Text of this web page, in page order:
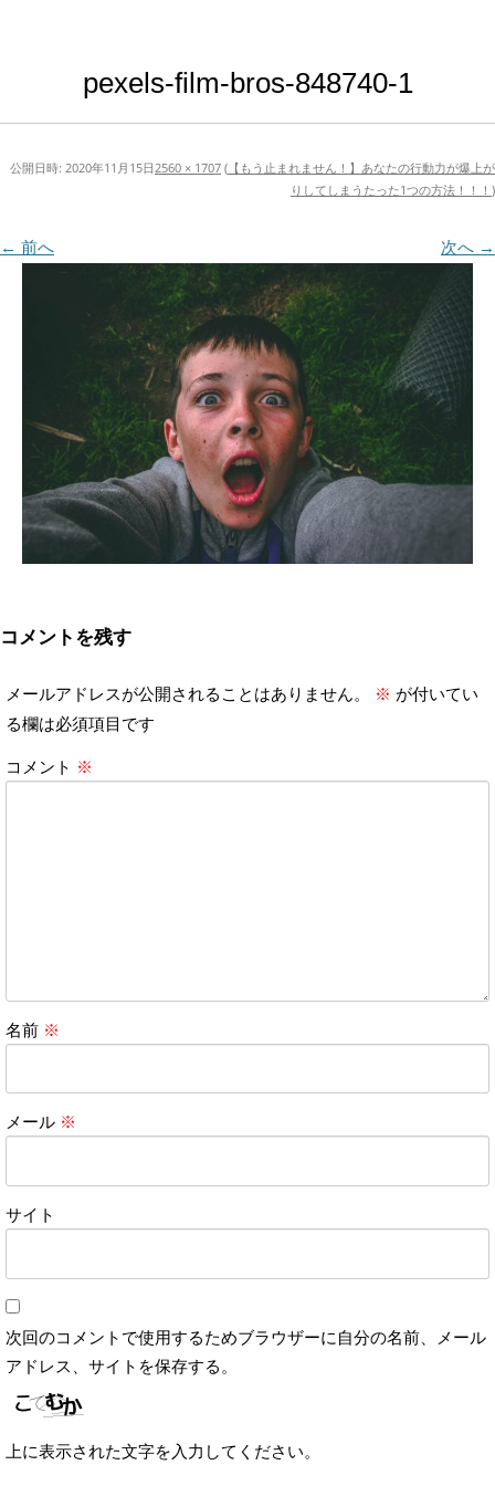
pexels-film-bros-848740-1
公開日時: 2020年11月15日2560 × 1707 ( 【もう止まれません！】あなたの行動力が爆上が
りしてしまうたった1つの方法！！！ )
← 前へ 次へ →
コメントを残す
メールアドレスが公開されることはありません。 ※ が付いてい
る欄は必須項目です
コメント ※
名前 ※
メール ※
サイト
次回のコメントで使用するためブラウザーに自分の名前、メール
アドレス、サイトを保存する。
上に表示された文字を入力してください。